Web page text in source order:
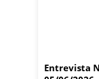
Entrevista